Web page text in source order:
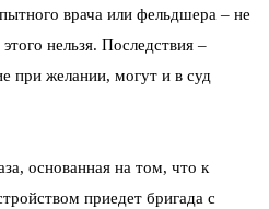
врача или фельдшера – не
нельзя. Последствия –
при желании, могут и в суд
основанная на том, что к
приедет бригада с